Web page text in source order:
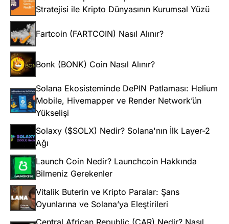
Stratejisi ile Kripto Dünyasının Kurumsal Yüzü
Fartcoin (FARTCOIN) Nasıl Alınır?
Bonk (BONK) Coin Nasıl Alınır?
Solana Ekosisteminde DePIN Patlaması: Helium
Mobile, Hivemapper ve Render Network’ün
Yükselişi
Solaxy ($SOLX) Nedir? Solana'nın İlk Layer-2
Ağı
Launch Coin Nedir? Launchcoin Hakkında
Bilmeniz Gerekenler
Vitalik Buterin ve Kripto Paralar: Şans
Oyunlarına ve Solana’ya Eleştirileri